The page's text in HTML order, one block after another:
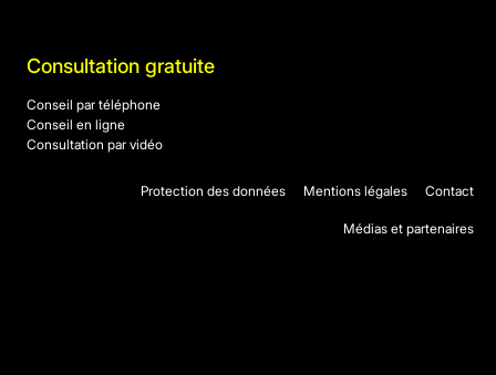
Consultation gratuite
Conseil par téléphone
Conseil en ligne
Consultation par vidéo
Protection des données Mentions légales Contact
Médias et partenaires